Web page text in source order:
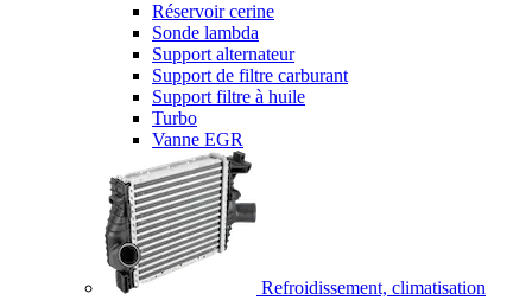
Réservoir cerine
Sonde lambda
Support alternateur
Support de filtre carburant
Support filtre à huile
Turbo
Vanne EGR
Refroidissement, climatisation